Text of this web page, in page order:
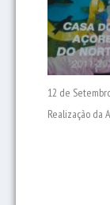
12 de
Realização da